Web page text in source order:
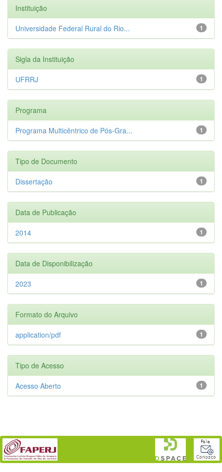
Instituição
1
Universidade Federal Rural do Rio...
Sigla da Instituição
1
UFRRJ
Programa
1
Programa Multicêntrico de Pós-Gra...
Tipo de Documento
1
Dissertação
Data de Publicação
1
2014
Data de Disponibilização
1
2023
Formato do Arquivo
1
application/pdf
Tipo de Acesso
1
Acesso Aberto